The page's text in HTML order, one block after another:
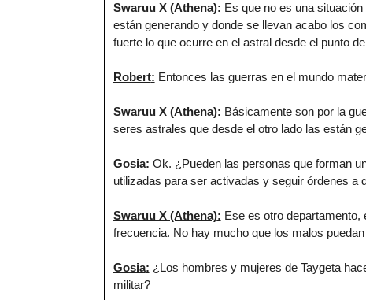
Swaruu X (Athena): Es que no es una
están generando y donde se llevan acabo los
fuerte lo que ocurre en el astral desde el punto
Robert: Entonces las guerras en el mundo
Swaruu X (Athena): Básicamente son por la
seres astrales que desde el otro lado las están
Gosia: Ok. ¿Pueden las personas que forman
utilizadas para ser activadas y seguir órdenes a
Swaruu X (Athena): Ese es otro departamento,
frecuencia. No hay mucho que los malos
Gosia: ¿Los hombres y mujeres de Taygeta
militar?